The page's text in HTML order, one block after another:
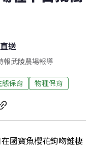
送
報武陵農場報導
態保育 物種保育
國寶魚櫻花鉤吻鮭棲